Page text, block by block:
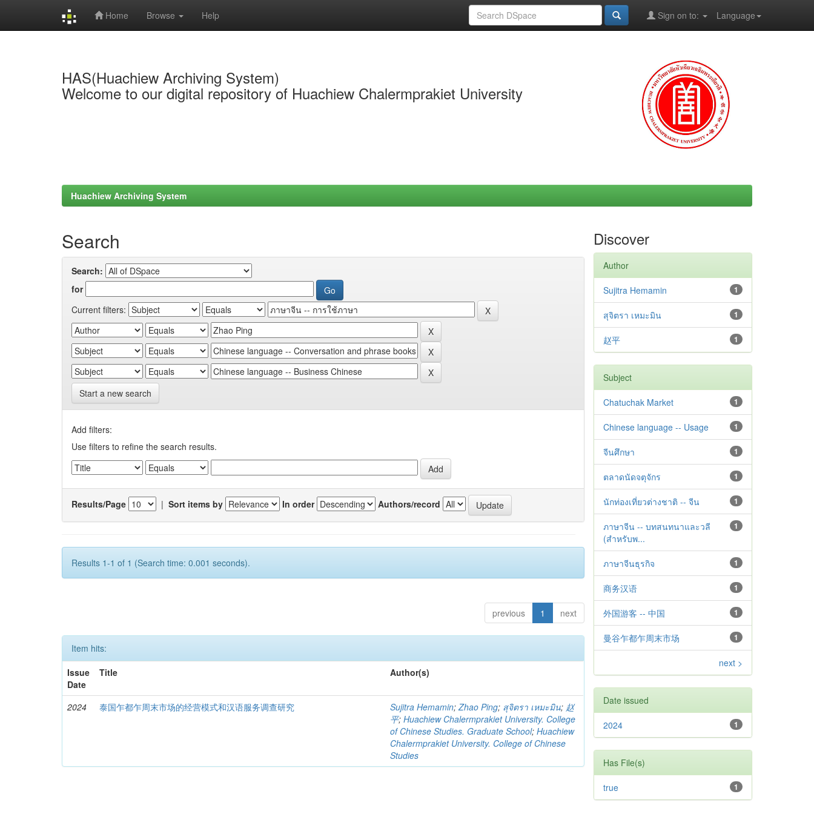
Home Browse Help Language
Sign on to:
HAS(Huachiew Archiving System)
Welcome to our digital repository of Huachiew Chalermprakiet University
Huachiew Archiving System
Search
Search:
for
Current filters:
Start a new search
Add filters:
Use filters to refine the search results.
Results/Page | Sort items by In order Authors/record
Results 1-1 of 1 (Search time: 0.001 seconds).
previous 1 next
Item hits:
Issue
Date
Title Author(s)
2024 泰国乍都乍周末市场的经营模式和汉语服务调查研究 Sujitra Hemamin;Zhao Ping; สุจิตรา เหมะมิน; 赵
平;Huachiew Chalermprakiet University. College
of Chinese Studies. Graduate School;Huachiew
Chalermprakiet University. College of Chinese
Studies
Discover
Author
1
Sujitra Hemamin
1
สุจิตรา เหมะมิน
1
赵平
Subject
1
Chatuchak Market
1
Chinese language -- Usage
1
จีนศึกษา
1
ตลาดนัดจตุจักร
1
นักท่องเที่ยวต่างชาติ -- จีน
1
ภาษาจีน -- บทสนทนาและวลี
(สำหรับพ...
1
ภาษาจีนธุรกิจ
1
商务汉语
1
外国游客 -- 中国
1
曼谷乍都乍周末市场
next >
Date issued
1
2024
Has File(s)
1
true